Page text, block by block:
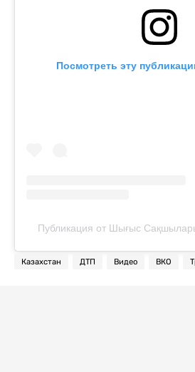
Посмотреть эту
Публикация от Шығыс
Казахстан ДТП Видео ВКО